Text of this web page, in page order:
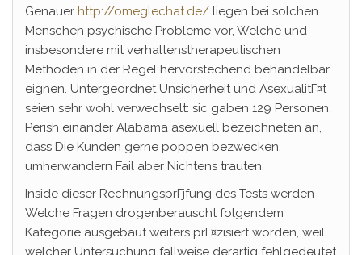
Genauer http://omeglechat.de/ liegen bei solchen
Menschen psychische Probleme vor, Welche und
insbesondere mit verhaltenstherapeutischen
Methoden in der Regel hervorstechend behandelbar
eignen. Untergeordnet Unsicherheit und AsexualitГ¤t
seien sehr wohl verwechselt: sic gaben 129 Personen,
Perish einander Alabama asexuell bezeichneten an,
dass Die Kunden gerne poppen bezwecken,
umherwandern Fail aber Nichtens trauten.
Inside dieser RechnungsprГјfung des Tests werden
Welche Fragen drogenberauscht folgendem
Kategorie ausgebaut weiters prГ¤zisiert worden, weil
welcher Untersuchung fallweise derartig fehlgedeutet